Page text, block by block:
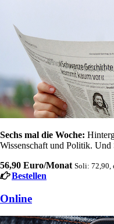
Sechs mal die Woche:
Wissenschaft und Politik. Und
56,90 Euro/Monat Soli: 72,90,
Bestellen
Online